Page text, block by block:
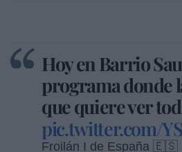
Hoy en Barrio
programa donde
que quiere ver
pic.twitter.com/
Froilán I de España 🇪🇸